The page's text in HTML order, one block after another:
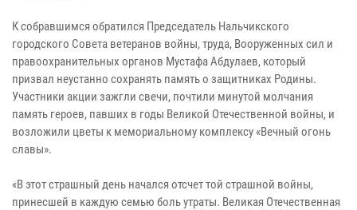
К собравшимся обратился Председатель Нальчикского
городского Совета ветеранов войны, труда, Вооруженных сил и
правоохранительных органов Мустафа Абдулаев, который
призвал неустанно сохранять память о защитниках Родины.
Участники акции зажгли свечи, почтили минутой молчания
память героев, павших в годы Великой Отечественной войны, и
возложили цветы к мемориальному комплексу «Вечный огонь
славы».
«В этот страшный день начался отсчет той страшной войны,
принесшей в каждую семью боль утраты. Великая Отечественная